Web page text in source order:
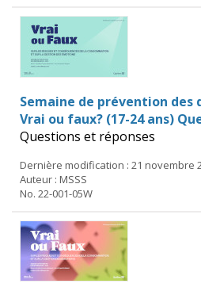
Semaine de prévention des
Vrai ou faux? (17-24 ans)
Questions et réponses
Dernière modification : 21 novembre
Auteur : MSSS
No. 22-001-05W